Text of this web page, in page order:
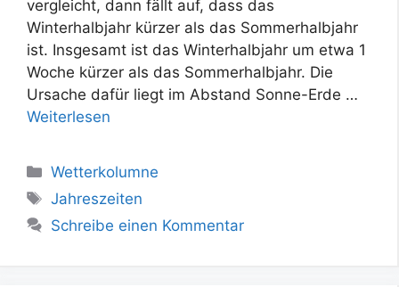
vergleicht, dann fällt auf, dass das
Winterhalbjahr kürzer als das Sommerhalbjahr
ist. Insgesamt ist das Winterhalbjahr um etwa 1
Woche kürzer als das Sommerhalbjahr. Die
Ursache dafür liegt im Abstand Sonne-Erde …
Weiterlesen
Kategorien
Wetterkolumne
Schlagwörter
Jahreszeiten
Schreibe einen Kommentar